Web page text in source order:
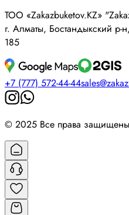
ТОО «Zakazbuketov.KZ»
г. Алматы, Бостандыкский
185
+7 (777) 572-44-44
© 2025 Все права защищены